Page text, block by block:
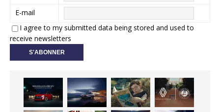
E-mail
I agree to my submitted data being stored and used to
receive newsletters